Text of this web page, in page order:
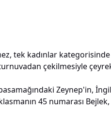
tek kadınlar kategorisinde
çekilmesiyle
basamağındaki Zeynep'in,
45 numarası